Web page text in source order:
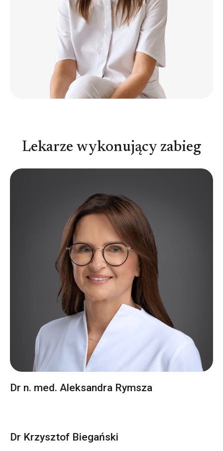
Lekarze wykonujący zabieg
Dr n. med. Aleksandra Rymsza
Dr Krzysztof Biegański